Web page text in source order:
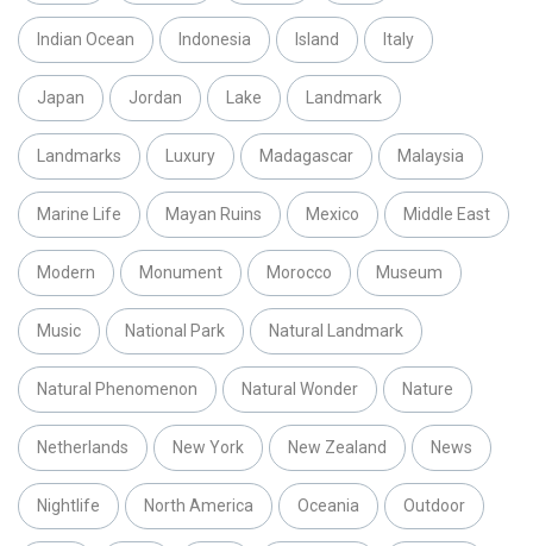
Indian Ocean Indonesia Island Italy
Japan Jordan Lake Landmark
Landmarks Luxury Madagascar Malaysia
Marine Life Mayan Ruins Mexico Middle East
Modern Monument Morocco Museum
Music National Park Natural Landmark
Natural Phenomenon Natural Wonder Nature
Netherlands New York New Zealand News
Nightlife North America Oceania Outdoor